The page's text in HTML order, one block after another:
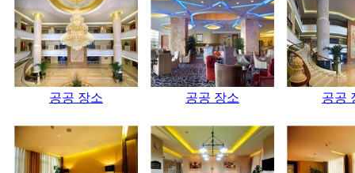
공공 장소 공공 장소 공공